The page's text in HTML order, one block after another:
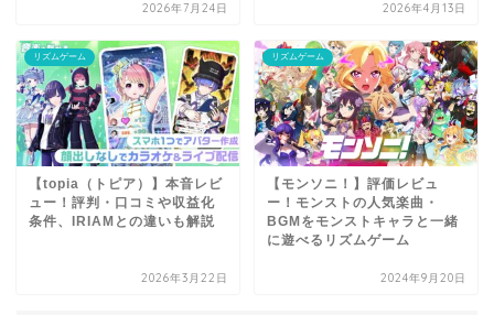
2026年7月24日 2026年4月13日
リズムゲーム
【topia（トピア）】本音レビ
ュー！評判・口コミや収益化
条件、IRIAMとの違いも解説
2026年3月22日
リズムゲーム
【モンソニ！】評価レビュ
ー！モンストの人気楽曲・
BGMをモンストキャラと一緒
に遊べるリズムゲーム
2024年9月20日